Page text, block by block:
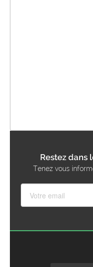
Restez dans
Tenez vous